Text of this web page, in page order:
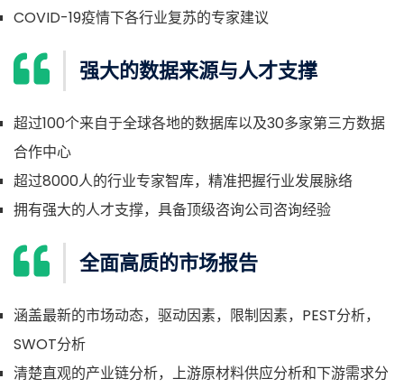
COVID-19疫情下各行业复苏的专家建议
强大的数据来源与人才支撑
超过100个来自于全球各地的数据库以及30多家第三方数据
合作中心
超过8000人的行业专家智库，精准把握行业发展脉络
拥有强大的人才支撑，具备顶级咨询公司咨询经验
全面高质的市场报告
涵盖最新的市场动态，驱动因素，限制因素，PEST分析，
SWOT分析
清楚直观的产业链分析，上游原材料供应分析和下游需求分